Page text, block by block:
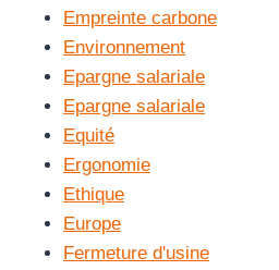
Empreinte carbone
Environnement
Epargne salariale
Epargne salariale
Equité
Ergonomie
Ethique
Europe
Fermeture d'usine